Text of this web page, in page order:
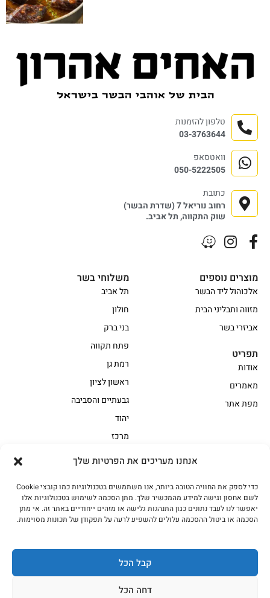
אנחנו מעריכים את הפרטיות שלך
כדי לספק את החוויה הטובה ביותר, אנו משתמשים בטכנולוגיות כמו קובצי Cookie
לשם אחסון וגישה למידע מהמכשיר שלך. מתן הסכמה לשימוש בטכנולוגיות אלו
יאפשר לנו לעבד נתונים כגון התנהגות גלישה או מזהים ייחודיים באתר זה. אי מתן
הסכמה או ביטול ההסכמה עלולים להשפיע לרעה על תפקודן של תכונות מסוימות.
קבל הכל
דחה הכל
אווז
בשר בקר משובח
בשר בקר עגלה משובח
בשר למעשנת
הודו
חלקים אחוריים
מיוחדי מסורת1
נתחי פנים
עוף
משלוחי בשר
תל אביב
חולון
בני ברק
פתח תקווה
רמת גן
ראשון לציון
גבעתיים והסביבה
יהוד
מרכז
מוצרים נוספים
אלכוהול ליד הבשר
מזווה ותבליני הבית
אביזרי בשר
תפריט
אודות
מאמרים
מפת אתר
טלפון להזמנות
03-3763644
וואטסאפ
050-5222505
כתובת
רחוב נוריאל 7 (שדרת הבשר)
שוק התקווה, תל אביב.